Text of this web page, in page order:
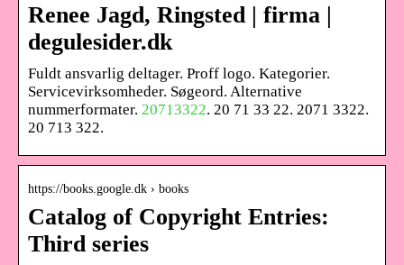
Renee Jagd, Ringsted | firma |
degulesider.dk
Fuldt ansvarlig deltager. Proff logo. Kategorier.
Servicevirksomheder. Søgeord. Alternative
nummerformater. 20713322. 20 71 33 22. 2071 3322.
20 713 322.
https://books.google.dk › books
Catalog of Copyright Entries:
Third series